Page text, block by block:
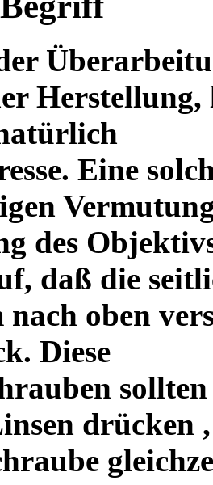
Herstellung,
Eine
des
daß die
nach oben
Diese
drücken